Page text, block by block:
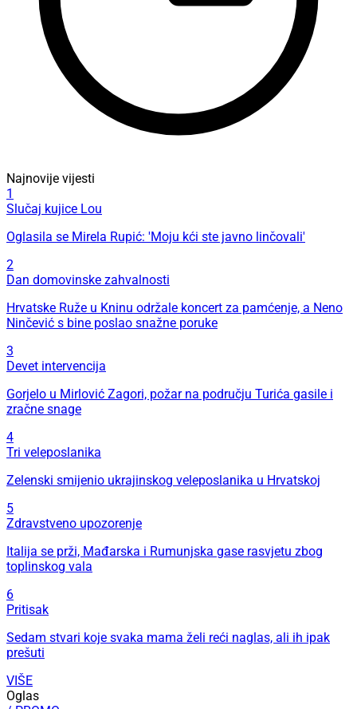
Najnovije vijesti
1
Slučaj kujice Lou
Oglasila se Mirela Rupić: 'Moju kći ste javno linčovali'
2
Dan domovinske zahvalnosti
Hrvatske Ruže u Kninu održale koncert za pamćenje, a Neno
Ninčević s bine poslao snažne poruke
3
Devet intervencija
Gorjelo u Mirlović Zagori, požar na području Turića gasile i
zračne snage
4
Tri veleposlanika
Zelenski smijenio ukrajinskog veleposlanika u Hrvatskoj
5
Zdravstveno upozorenje
Italija se prži, Mađarska i Rumunjska gase rasvjetu zbog
toplinskog vala
6
Pritisak
Sedam stvari koje svaka mama želi reći naglas, ali ih ipak
prešuti
VIŠE
Oglas